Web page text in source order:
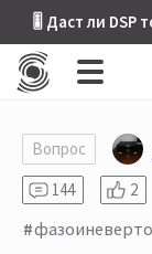
🎚 Даст ли DSP
Вопрос
144
2